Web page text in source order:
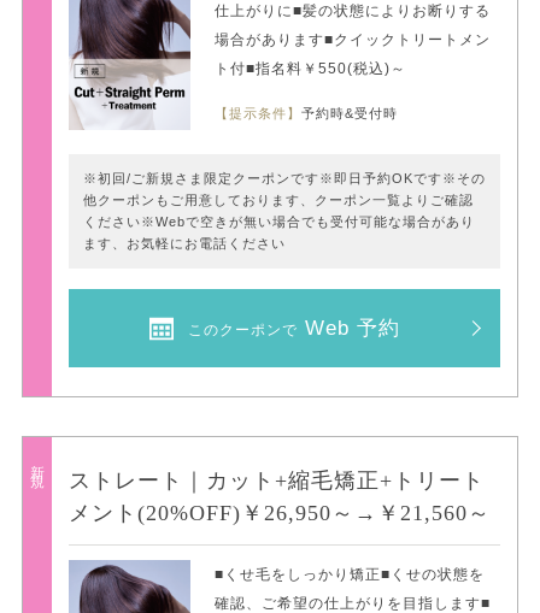
仕上がりに■髪の状態によりお断りする
場合があります■クイックトリートメン
ト付■指名料￥550(税込)～
【提示条件】予約時&受付時
※初回/ご新規さま限定クーポンです※即日予約OKです※その
他クーポンもご用意しております、クーポン一覧よりご確認
ください※Webで空きが無い場合でも受付可能な場合があり
ます、お気軽にお電話ください
このクーポンで Web 予約
新規
ストレート｜カット+縮毛矯正+トリート
メント(20%OFF)￥26,950～→￥21,560～
■くせ毛をしっかり矯正■くせの状態を
確認、ご希望の仕上がりを目指します■